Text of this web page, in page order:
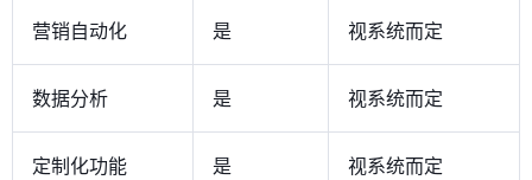
营销自动化 是 视系统而定
数据分析 是 视系统而定
定制化功能 是 视系统而定